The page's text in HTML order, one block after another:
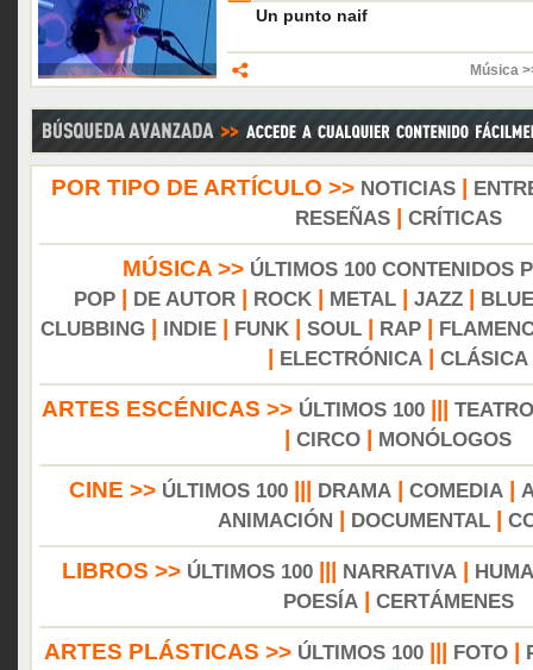
Un punto naif
Música
POR TIPO DE ARTÍCULO >> NOTICIAS|
RESEÑAS| CRÍTICAS
MÚSICA >> ÚLTIMOS 100 CONTENIDOS
POP
DE AUTOR ROCK METAL JAZZ
CLUBBING
INDIE FUNK SOUL RAP
ELECTRÓNICA CLÁSICA
ARTES ESCÉNICAS >> ÚLTIMOS 100||| TEATRO
CIRCO MONÓLOGOS
CINE >> ÚLTIMOS 100 DRAMA COMEDIA
ANIMACIÓN
DOCUMENTAL|
LIBROS >> ÚLTIMOS 100 NARRATIVA
POESÍA| CERTÁMENES
ARTES PLÁSTICAS >> ÚLTIMOS 100 FOTO